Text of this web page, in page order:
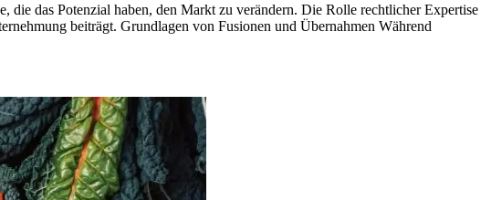
das Potenzial haben, den Markt zu verändern. Die Rolle rechtlicher Expertise
beiträgt. Grundlagen von Fusionen und Übernahmen Während